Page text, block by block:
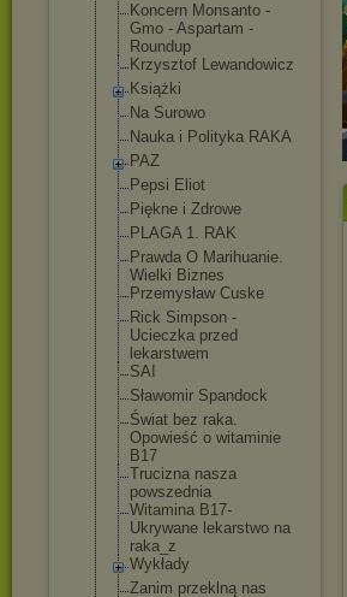
Koncern Monsanto -
Gmo - Aspartam -
Roundup
Krzysztof Lewandowicz
Książki
Na Surowo
Nauka i Polityka RAKA
PAZ
Pepsi Eliot
Piękne i Zdrowe
PLAGA 1. RAK
Prawda O Marihuanie.
Wielki Biznes
Przemysław Cuske
Rick Simpson -
Ucieczka przed
lekarstwem
SAI
Sławomir Spandock
Świat bez raka.
Opowieść o witaminie
B17
Trucizna nasza
powszednia
Witamina B17-
Ukrywane lekarstwo na
raka_z
Wykłady
Zanim przeklną nas